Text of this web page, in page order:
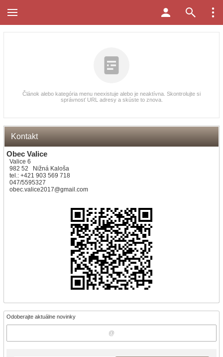
Kontakt
Obec Valice
Valice 6
982 52 Nižná Kaloša
tel.: +421 903 569 718
047/5595327
obec.valice2017@gmail.com
Odoberajte aktuálne novinky
Článok alebo kategória menu neexistuje alebo je neaktívna. Skontrolujte si
správnosť URL adresy a skúste to znova.